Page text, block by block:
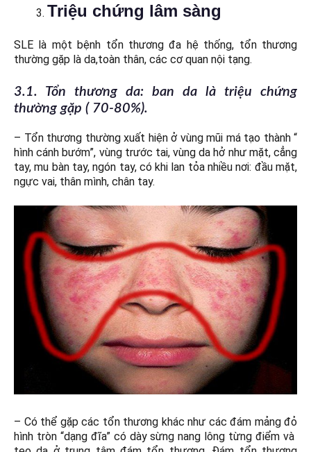
Triệu chứng lâm sàng
SLE là một bệnh tổn thương đa hệ thống, tổn thương
thường gặp là da,toàn thân, các cơ quan nội tạng.
3.1. Tổn thương da: ban da là triệu chứng
thường gặp ( 70-80%).
– Tổn thương thường xuất hiện ở vùng mũi má tạo thành “
hình cánh bướm”, vùng trước tai, vùng da hở như mặt, cẳng
tay, mu bàn tay, ngón tay, có khi lan tỏa nhiều nơi: đầu mặt,
ngực vai, thân mình, chân tay.
– Có thể gặp các tổn thương khác như các đám mảng đỏ
hình tròn “dạng đĩa” có dày sừng nang lông từng điểm và